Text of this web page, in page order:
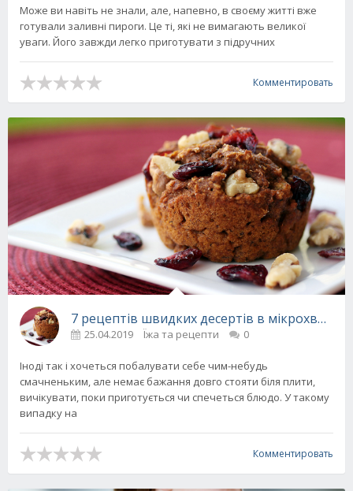
Може ви навіть не знали, але, напевно, в своєму житті вже
готували заливні пироги. Це ті, які не вимагають великої
уваги. Його завжди легко приготувати з підручних
Комментировать
7 рецептів швидких десертів в
25.04.2019 Їжа та рецепти 0
Іноді так і хочеться побалувати себе чим-небудь
смачненьким, але немає бажання довго стояти біля плити,
вичікувати, поки приготується чи спечеться блюдо. У такому
випадку на
Комментировать